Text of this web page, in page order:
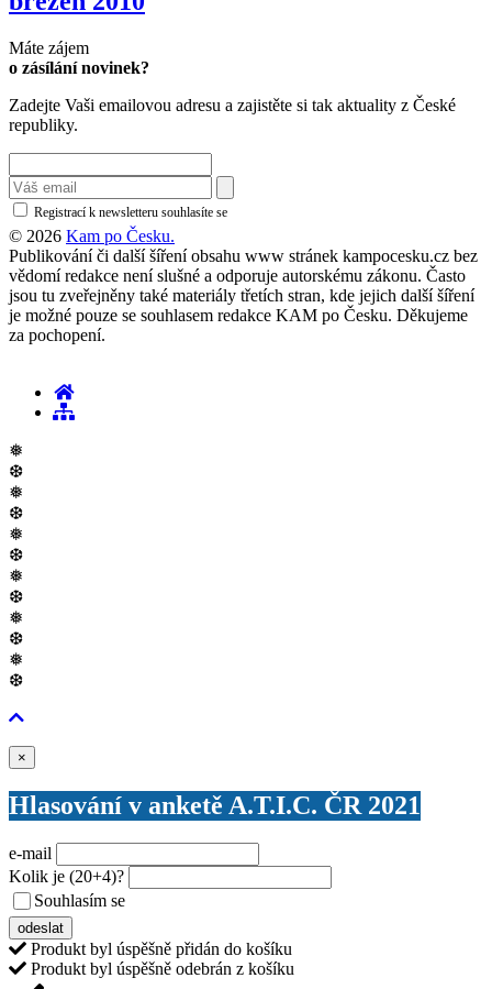
Máte zájem
o zásílání novinek?
Zadejte Vaši emailovou adresu a zajistěte si tak aktuality z České
republiky.
Registrací k newsletteru souhlasíte se
© 2026 Kam po Česku.
Publikování či další šíření obsahu www stránek kampocesku.cz bez
vědomí redakce není slušné a odporuje autorskému zákonu. Často
jsou tu zveřejněny také materiály třetích stran, kde jejich další šíření
je možné pouze se souhlasem redakce KAM po Česku. Děkujeme
za pochopení.
❅
❆
❅
❆
❅
❆
❅
❆
❅
❆
❅
❆
×
Hlasování v anketě A.T.I.C. ČR 2021
e-mail
Kolik je (20+4)?
Souhlasím se
odeslat
Produkt byl úspěšně přidán do košíku
Produkt byl úspěšně odebrán z košíku